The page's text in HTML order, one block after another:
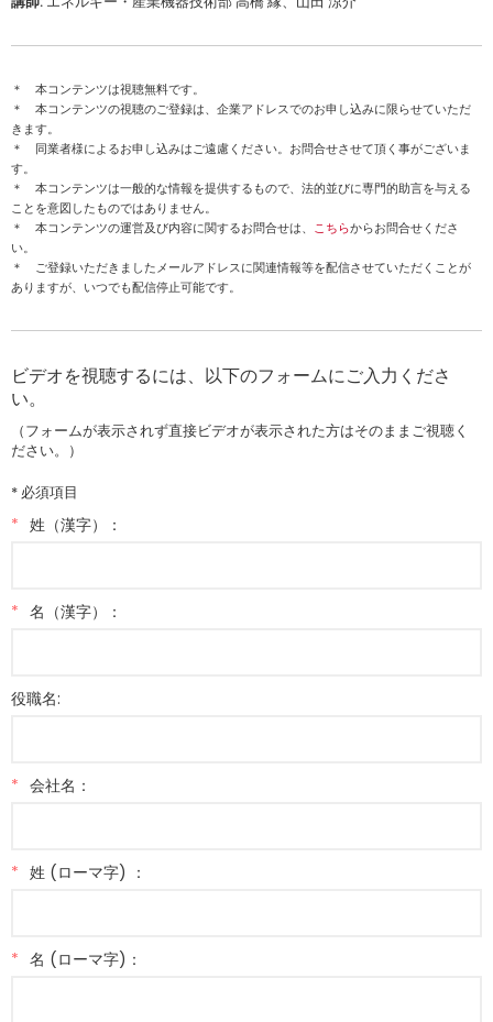
＊ 本コンテンツは視聴無料です。
＊ 本コンテンツの視聴のご登録は、企業アドレスでのお申し込みに限らせていただ
きます。
＊ 同業者様によるお申し込みはご遠慮ください。お問合せさせて頂く事がございま
す。
＊ 本コンテンツは一般的な情報を提供するもので、法的並びに専門的助言を与える
ことを意図したものではありません。
＊ 本コンテンツの運営及び内容に関するお問合せは、 こちらからお問合せくださ
い。
＊ ご登録いただきましたメールアドレスに関連情報等を配信させていただくことが
ありますが、いつでも配信停止可能です。
ビデオを視聴するには、以下のフォームにご入力くださ
い。
（フォームが表示されず直接ビデオが表示された方はそのままご視聴く
ださい。）
* 必須項目
* 姓（漢字）：
* 名（漢字）：
役職名:
* 会社名：
* 姓 (ローマ字) ：
* 名 (ローマ字)：